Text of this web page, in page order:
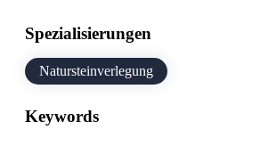
Spezialisierungen
Natursteinverlegung
Keywords